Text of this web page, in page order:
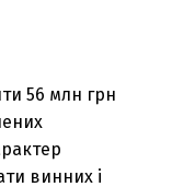
56 млн грн
винних і